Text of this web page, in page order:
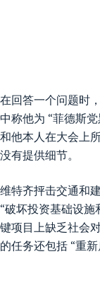
在回答一个问题时
中称他为 “菲德斯
和他本人在大会上
没有提供细节。
维特齐抨击交通和
“破坏投资基础设施
键项目上缺乏社会
的任务还包括 “重